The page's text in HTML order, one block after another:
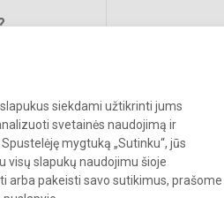
siekdami užtikrinti jums
svetainės naudojimą ir
mygtuką „Sutinku“, jūs
visų slapukų naudojimu šioje
arba pakeisti savo sutikimus, prašome
Visos teisės saugomos.